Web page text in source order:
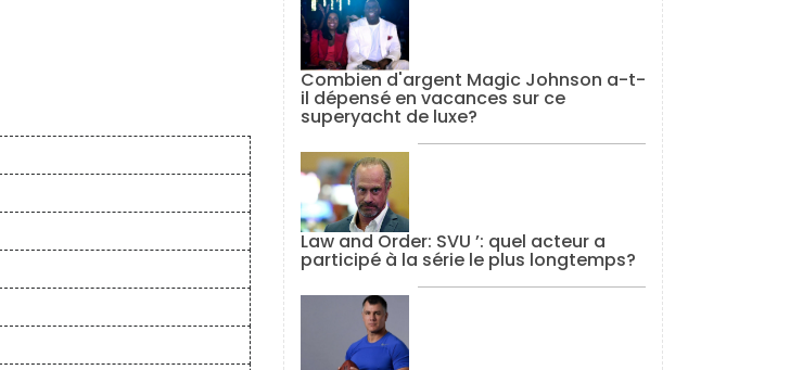
Combien d'argent Magic Johnson a-t-
il dépensé en vacances sur ce
superyacht de luxe?
Law and Order: SVU ’: quel acteur a
participé à la série le plus longtemps?